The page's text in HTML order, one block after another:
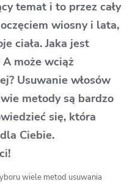
temat i to przez cały
wiosny i lata,
ciała. Jaka jest
może wciąż
Usuwanie włosów
metody są bardzo
się, która
Ciebie.
wiele metod usuwania